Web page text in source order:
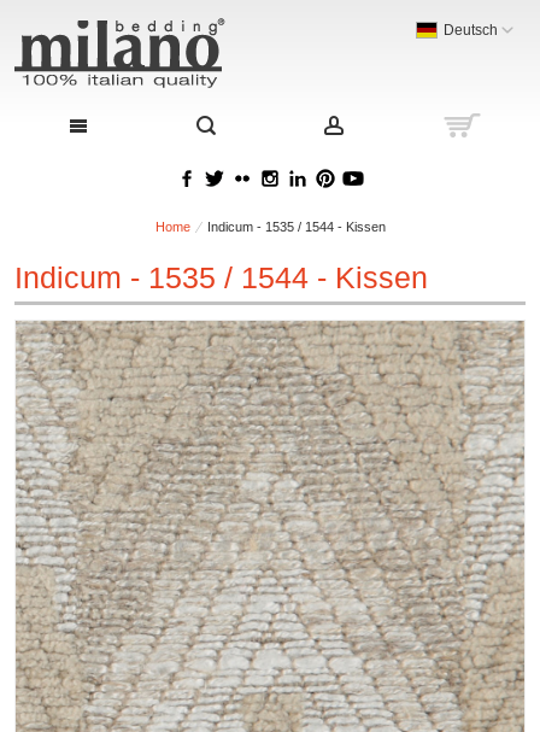
Deutsch
Home Indicum - 1535 / 1544 - Kissen
Indicum - 1535 / 1544 - Kissen